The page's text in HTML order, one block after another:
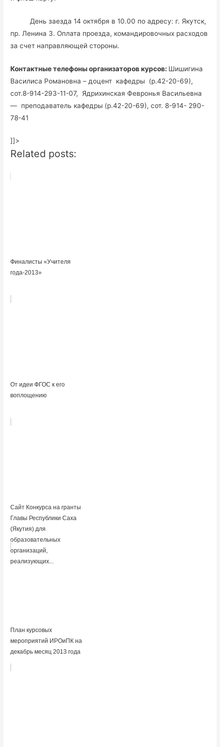
День заезда 14 октября в 10.00 по адресу: г. Якутск,
пр. Ленина 3. Оплата проезда, командировочных расходов
за счет направляющей стороны.
Контактные телефоны организаторов курсов: Шишигина
Василиса Романовна – доцент кафедры (р.42-20-69),
сот.8-914-293-11-07, Ядрихинская Февронья Васильевна
— преподаватель кафедры (р.42-20-69), сот. 8-914- 290-
78-41
]]>
Related posts:
Финалисты «Учителя
года-2013»
От идеи ФГОС к его
воплощению
Сайт Конкурса на гранты
Главы Республики Саха
(Якутия) для
образовательных
организаций,
реализующих...
План курсовых
мероприятий ИРОиПК на
декабрь месяц 2013 года